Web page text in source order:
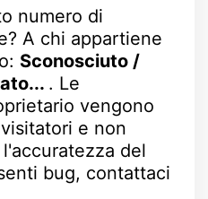
numero di
A chi appartiene
Sconosciuto /
. Le
vengono
e non
del
bug, contattaci